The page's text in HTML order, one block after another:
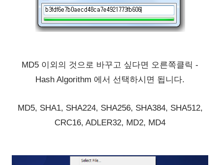
MD5 이외의 것으로 바꾸고 싶다면 오른쪽클릭 -
Hash Algorithm 에서 선택하시면 됩니다.
MD5, SHA1, SHA224, SHA256, SHA384, SHA512,
CRC16, ADLER32, MD2, MD4